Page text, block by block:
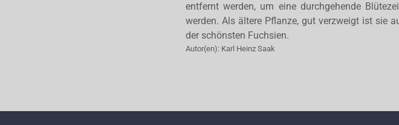
entfernt werden, um eine durchgehende
werden. Als ältere Pflanze, gut verzweigt ist sie
der schönsten Fuchsien.
Autor(en): Karl Heinz Saak